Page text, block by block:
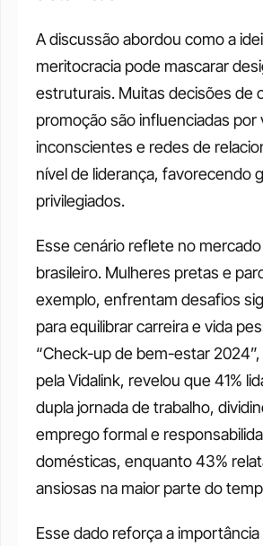
A discussão abordou como a
meritocracia pode mascarar
estruturais. Muitas decisões de
promoção são influenciadas por
inconscientes e redes de
nível de liderança, favorecendo
privilegiados.
Esse cenário reflete no
brasileiro. Mulheres pretas e
exemplo, enfrentam desafios
para equilibrar carreira e vida
“Check-up de bem-estar
pela Vidalink, revelou que 41%
dupla jornada de trabalho,
emprego formal e
domésticas, enquanto 43%
ansiosas na maior parte do
Esse dado reforça a